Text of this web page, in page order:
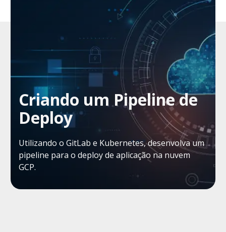
Criando um Pipeline de
Deploy
Utilizando o GitLab e Kubernetes, desenvolva um
pipeline para o deploy de aplicação na nuvem
GCP.